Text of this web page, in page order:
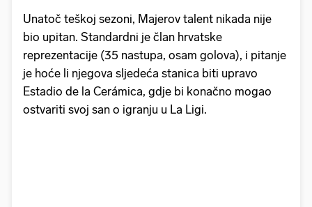
Unatoč teškoj sezoni, Majerov talent nikada nije
bio upitan. Standardni je član hrvatske
reprezentacije (35 nastupa, osam golova), i pitanje
je hoće li njegova sljedeća stanica biti upravo
Estadio de la Cerámica, gdje bi konačno mogao
ostvariti svoj san o igranju u La Ligi.